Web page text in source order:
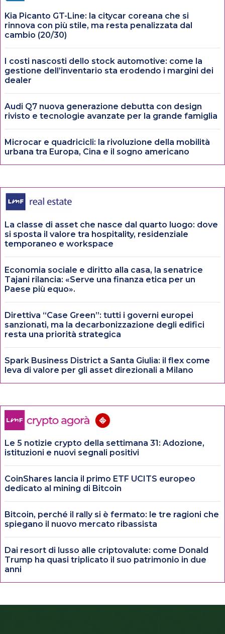
Kia Picanto GT-Line: la citycar coreana che si
rinnova con più stile, ma resta penalizzata dal
cambio (20/30)
I costi nascosti dello stock automotive: come la
gestione dell’inventario sta erodendo i margini dei
dealer
Audi Q7 nuova generazione debutta con design
rivisto e tecnologie avanzate per la grande famiglia
Microcar e quadricicli: la rivoluzione della mobilità
urbana tra Europa, Cina e il sogno americano
La classe di asset che nasce dal quarto luogo: dove
si sposta il valore tra hospitality, residenziale
temporaneo e workspace
Economia sociale e diritto alla casa, la senatrice
Tajani rilancia: «Serve una finanza etica per un
Paese più equo».
Direttiva “Case Green”: tutti i governi europei
sanzionati, ma la decarbonizzazione degli edifici
resta una priorità strategica
Spark Business District a Santa Giulia: il flex come
leva di valore per gli asset direzionali a Milano
Le 5 notizie crypto della settimana 31: Adozione,
istituzioni e nuovi segnali positivi
CoinShares lancia il primo ETF UCITS europeo
dedicato al mining di Bitcoin
Bitcoin, perché il rally si è fermato: le tre ragioni che
spiegano il nuovo mercato ribassista
Dai resort di lusso alle criptovalute: come Donald
Trump ha quasi triplicato il suo patrimonio in due
anni